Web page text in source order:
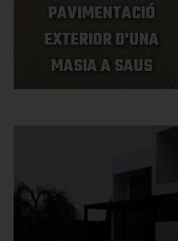
PAVIMENTACIÓ
EXTERIOR D'UNA
MASIA A SAUS